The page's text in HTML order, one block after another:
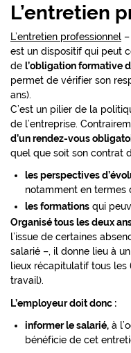
L’entretien
L’entretien professionnel
est un dispositif qui peut
de l’obligation formative
permet de vérifier son
ans).
C’est un pilier de la
de l’entreprise.
d’un rendez-vous
quel que soit son contrat
les perspectives
notamment en termes
les formations qui
Organisé tous les deux
l’issue de certaines
salarié –, il donne lieu à
lieux récapitulatif tous les
travail).
L’employeur doit donc :
informer le salarié, à
bénéficie de cet